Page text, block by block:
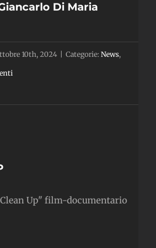
Di Maria
10th, 2024 Categorie: News,
Up" film-documentario